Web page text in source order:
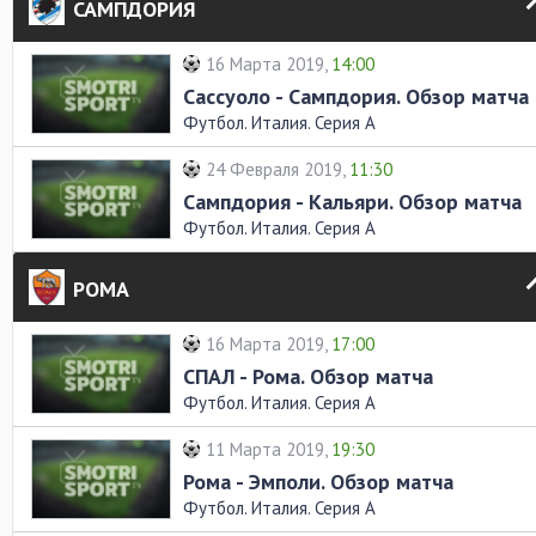
САМПДОРИЯ
16 Марта 2019, 14:00
Сассуоло - Сампдория. Обзор матча
Футбол. Италия. Серия А
24 Февраля 2019, 11:30
Сампдория - Кальяри. Обзор матча
Футбол. Италия. Серия А
РОМА
16 Марта 2019, 17:00
СПАЛ - Рома. Обзор матча
Футбол. Италия. Серия А
11 Марта 2019, 19:30
Рома - Эмполи. Обзор матча
Футбол. Италия. Серия А